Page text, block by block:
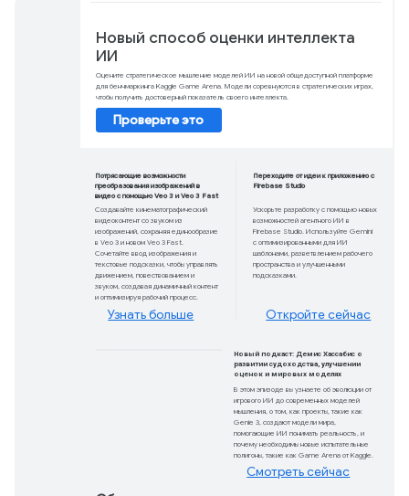
Новый способ
Оцените стратегическое мышление
для бенчмаркинга Kaggle Game Arena.
чтобы получить достоверный показатель
Проверьте это